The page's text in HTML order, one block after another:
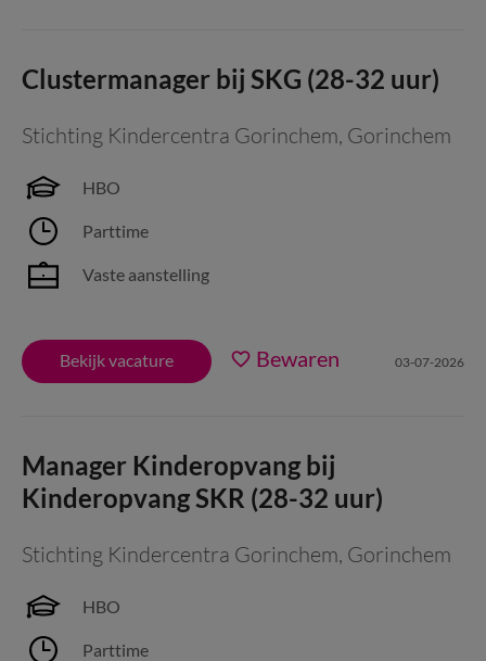
Clustermanager bij SKG (28-32 uur)
Stichting Kindercentra Gorinchem, Gorinchem
HBO
Parttime
Vaste aanstelling
Bekijk vacature Bewaren 03-07-2026
Manager Kinderopvang bij
Kinderopvang SKR (28-32 uur)
Stichting Kindercentra Gorinchem, Gorinchem
HBO
Parttime